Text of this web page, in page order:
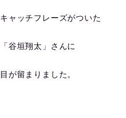
キャッチフレーズがついた
「谷垣翔太」さんに
目が留まりました。